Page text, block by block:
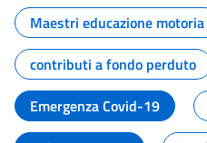
Maestri educazione motoria
contributi a fondo perduto
Emergenza Covid-19